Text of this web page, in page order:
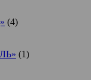
(4)
(1)